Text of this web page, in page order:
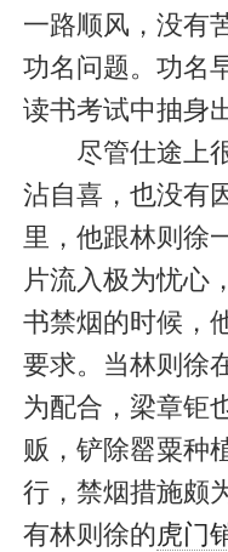
一路顺风，没有
功名问题。功名
读书考试中抽身
尽管仕途上很
沾自喜，也没有
里，他跟林则徐
片流入极为忧心
书禁烟的时候，
要求。当林则徐
为配合，梁章钜
贩，铲除罂粟种
行，禁烟措施颇
有林则徐的虎门